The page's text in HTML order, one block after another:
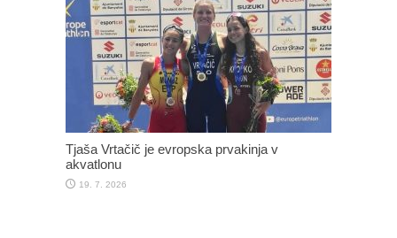
Tjaša Vrtačič je evropska prvakinja v
akvatlonu
19. 7. 2026